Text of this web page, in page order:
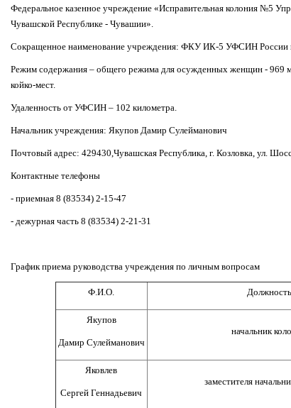
Федеральное казенное учреждение «Исправительная колония №5
Чувашской Республике - Чувашии».
Сокращенное наименование учреждения: ФКУ ИК-5 УФСИН России
Режим содержания – общего режима для осужденных женщин - 969
койко-мест.
Удаленность от УФСИН – 102 километра.
Начальник учреждения: Якупов Дамир Сулейманович
Почтовый адрес: 429430,Чувашская Республика, г. Козловка, ул.
Контактные телефоны
- приемная 8 (83534) 2-15-47
- дежурная часть 8 (83534) 2-21-31
График приема руководства учреждения по личным вопросам
Ф.И.О. Должность
Якупов
Дамир Сулейманович
начальник
Яковлев
Сергей Геннадьевич
заместителя